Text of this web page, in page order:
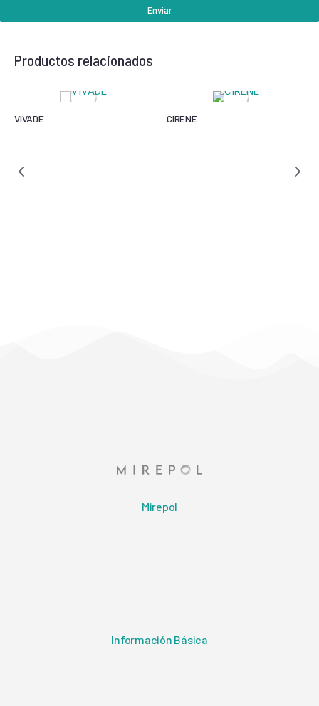
Enviar
Productos relacionados
VIVADE CIRENE
Mirepol
Información Básica